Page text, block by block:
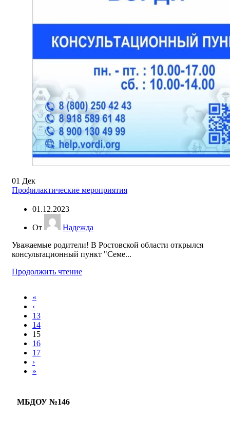
01 Дек
Профилактические мероприятия
01.12.2023
От
Надежда
Уважаемые родители! В Ростовской области открылся
консультационный пункт "Семе...
Продолжить чтение
«
‹
13
14
15
16
17
›
»
МБДОУ №146